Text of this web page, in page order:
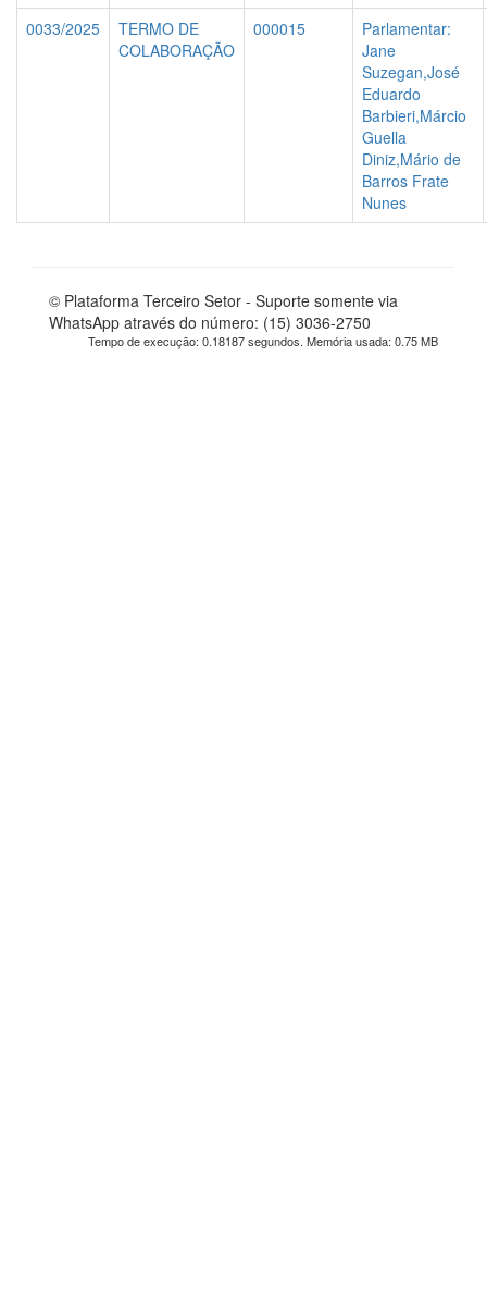
0033/2025
TERMO DE
COLABORAÇÃO
000015
Parlamentar:
Jane
Suzegan,José
Eduardo
Barbieri,Márcio
Guella
Diniz,Mário de
Barros Frate
Nunes
© Plataforma Terceiro Setor - Suporte somente via
WhatsApp através do número: (15) 3036-2750
Tempo de execução: 0.18187 segundos. Memória usada: 0.75 MB